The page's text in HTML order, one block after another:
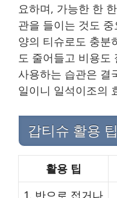
요하며, 가능한 한
관을 들이는 것도
양의 티슈로도 충분
도 줄어들고 비용도
사용하는 습관은 결
일이니 일석이조의
갑티슈 활용
활용 팁
1. 반으로 접거나